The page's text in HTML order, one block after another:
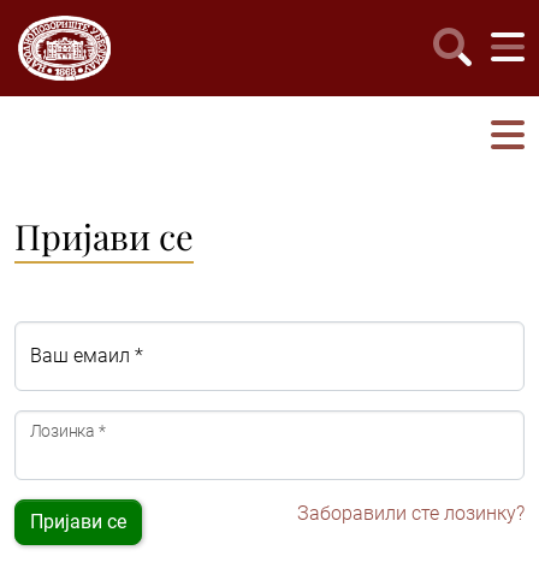
Пријави се
Ваш емаил *
Лозинка *
Пријави се Заборавили сте лозинку?